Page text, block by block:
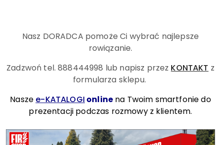
Nasz DORADCA pomoże Ci wybrać najlepsze
rowiązanie.
Zadzwoń tel. 888444998 lub napisz przez KONTAKT z
formularza sklepu.
Nasze e-KATALOGI online na Twoim smartfonie do
prezentacji podczas rozmowy z klientem.